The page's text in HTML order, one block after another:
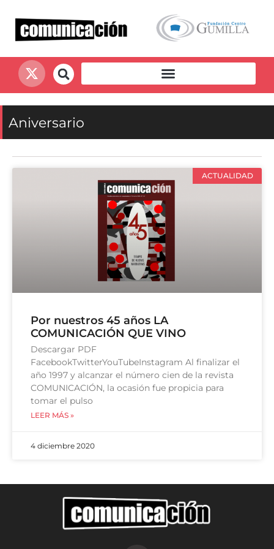
Aniversario
ACTUALIDAD
Por nuestros 45 años LA
COMUNICACIÓN QUE VINO
Descargar PDF
FacebookTwitterYouTubeInstagram Al finalizar el
año 1997 y alcanzar el número cien de la revista
COMUNICACIÓN, la ocasión fue propicia para
tomar el pulso
LEER MÁS »
4 diciembre 2020